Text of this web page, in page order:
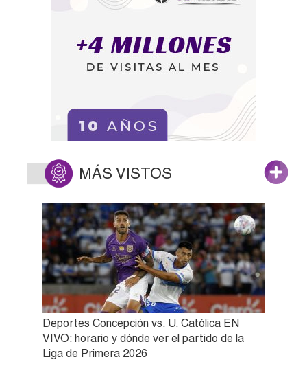
MÁS VISTOS
Deportes Concepción vs. U. Católica EN
VIVO: horario y dónde ver el partido de la
Liga de Primera 2026